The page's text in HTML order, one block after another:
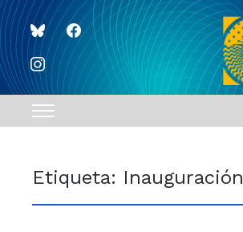
blueskyfacebook
instagram
Toggle
navigation
Etiqueta: Inauguración